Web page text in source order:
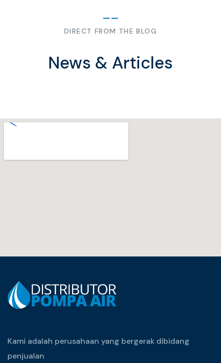
DIRECT FROM THE BLOG
News & Articles
Kami adalah perusahaan yang bergerak dibidang
penjualan